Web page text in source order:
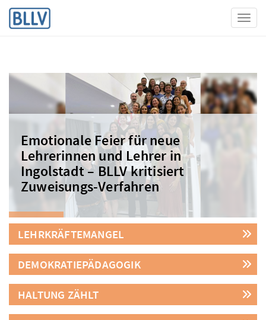
Emotionale Feier für neue
Lehrerinnen und Lehrer in
Ingolstadt – BLLV kritisiert
Zuweisungs-Verfahren
LEHRKRÄFTEMANGEL
DEMOKRATIEPÄDAGOGIK
HALTUNG ZÄHLT